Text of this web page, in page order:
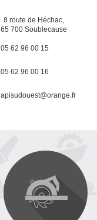
8 route de Héchac,
65 700 Soublecause
05 62 96 00 15
05 62 96 00 16
apisudouest@orange.fr